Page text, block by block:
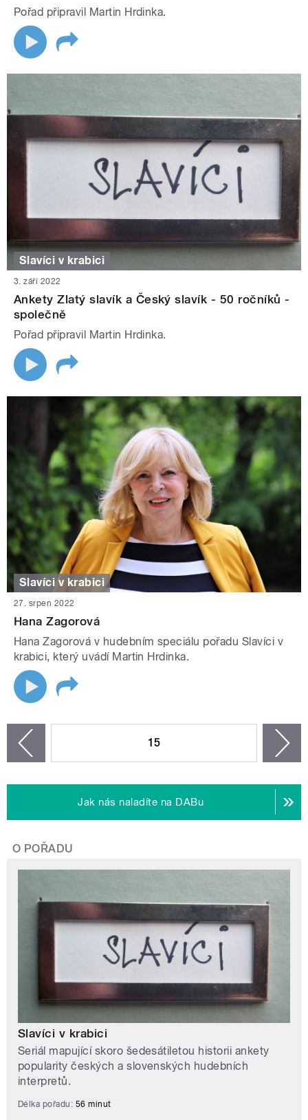
Pořad připravil Martin Hrdinka.
Slavíci v krabici
3. září 2022
Ankety Zlatý slavík a Český slavík - 50 ročníků -
společně
Pořad připravil Martin Hrdinka.
Slavíci v krabici
27. srpen 2022
Hana Zagorová
Hana Zagorová v hudebním speciálu pořadu Slavíci v
krabici, který uvádí Martin Hrdinka.
15
Jak nás naladíte na DABu
O POŘADU
Slavíci v krabici
Seriál mapující skoro šedesátiletou historii ankety
popularity českých a slovenských hudebních
interpretů.
Délka pořadu: 56 minut